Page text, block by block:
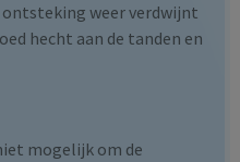
weer verdwijnt
hecht aan de tanden en
mogelijk om de